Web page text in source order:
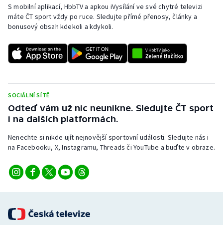
S mobilní aplikací, HbbTV a apkou iVysílání ve své chytré televizi
máte ČT sport vždy po ruce. Sledujte přímé přenosy, články a
bonusový obsah kdekoli a kdykoli.
SOCIÁLNÍ SÍTĚ
Odteď vám už nic neunikne. Sledujte ČT sport
i na dalších platformách.
Nenechte si nikde ujít nejnovější sportovní události. Sledujte nás i
na Facebooku, X, Instagramu, Threads či YouTube a buďte v obraze.